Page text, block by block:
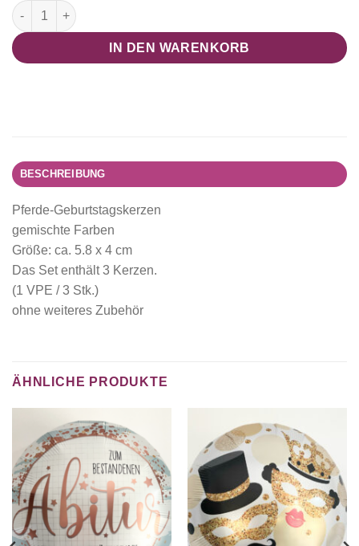
Geburtstagskerzen Pferde (Kleine Pferdewelt Collection) Menge
IN DEN WARENKORB
BESCHREIBUNG
Pferde-Geburtstagskerzen
gemischte Farben
Größe: ca. 5.8 x 4 cm
Das Set enthält 3 Kerzen.
(1 VPE / 3 Stk.)
ohne weiteres Zubehör
ÄHNLICHE PRODUKTE